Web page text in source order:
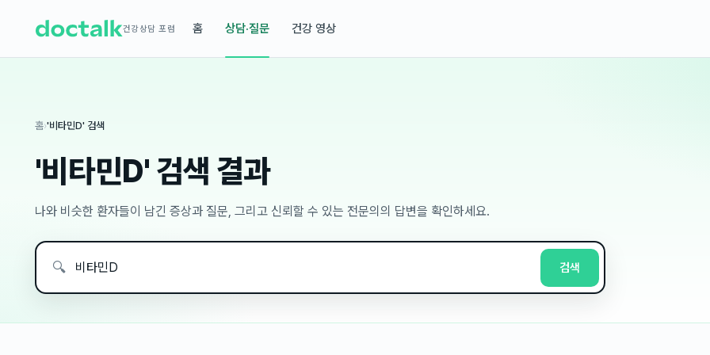
건강상담 포럼 홈 상담·질문 건강 영상
홈›'비타민D' 검색
'비타민D' 검색 결과
나와 비슷한 환자들이 남긴 증상과 질문, 그리고 신뢰할 수 있는 전문의의 답변을 확인하세요.
🔍 검색